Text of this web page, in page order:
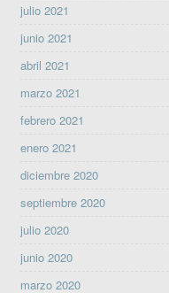
julio 2021
junio 2021
abril 2021
marzo 2021
febrero 2021
enero 2021
diciembre 2020
septiembre 2020
julio 2020
junio 2020
marzo 2020